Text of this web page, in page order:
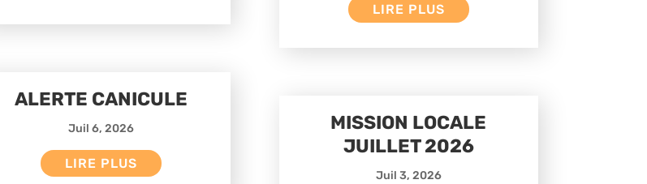
ALERTE CANICULE
Juil 6, 2026
LIRE PLUS
LIRE PLUS
MISSION LOCALE
JUILLET 2026
Juil 3, 2026